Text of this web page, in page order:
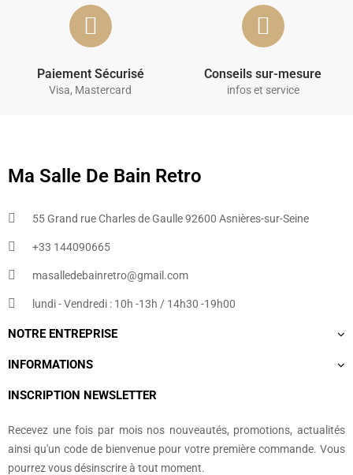
Paiement Sécurisé
Visa, Mastercard
Conseils sur-mesure
infos et service
Ma Salle De Bain Retro
55 Grand rue Charles de Gaulle 92600 Asnières-sur-Seine
+33 144090665​
masalledebainretro@gmail.com
lundi - Vendredi : 10h -13h / 14h30 -19h00
NOTRE ENTREPRISE
INFORMATIONS
INSCRIPTION NEWSLETTER
Recevez une fois par mois nos nouveautés, promotions, actualités
ainsi qu'un code de bienvenue pour votre première commande. Vous
pourrez vous désinscrire à tout moment.